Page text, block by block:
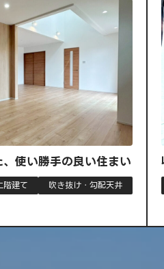
勝手の良い住まい
吹き抜け・勾配天井
収